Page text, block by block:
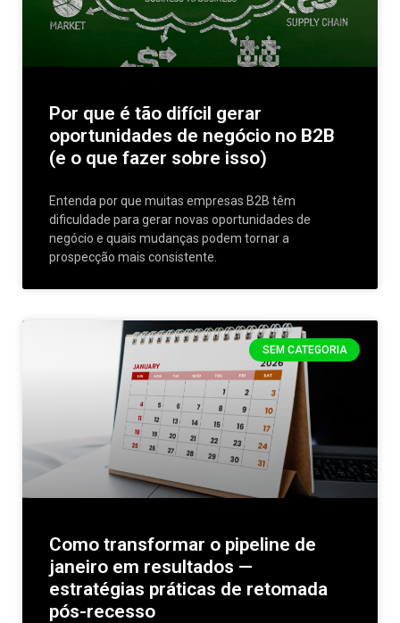
Por que é tão difícil gerar
oportunidades de negócio no B2B
(e o que fazer sobre isso)
Entenda por que muitas empresas B2B têm
dificuldade para gerar novas oportunidades de
negócio e quais mudanças podem tornar a
prospecção mais consistente.
SEM CATEGORIA
Como transformar o pipeline de
janeiro em resultados —
estratégias práticas de retomada
pós-recesso